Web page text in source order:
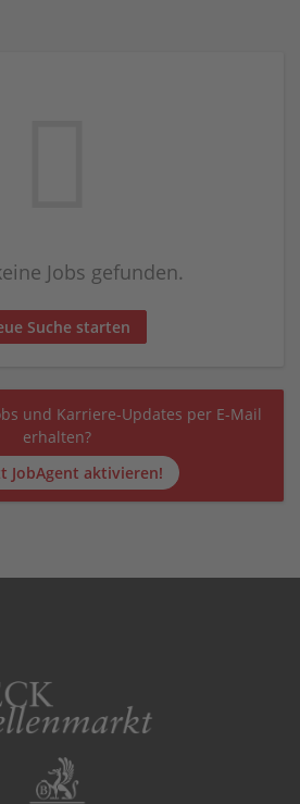
Jobs gefunden.
Suche starten
und Karriere-Updates per E-Mail
erhalten?
JobAgent aktivieren!